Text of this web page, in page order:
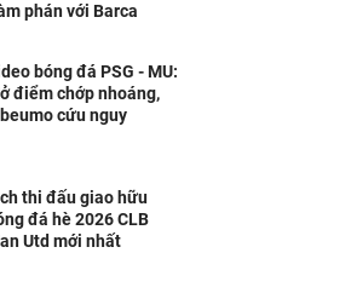
phán với Barca
bóng đá PSG - MU:
điểm chớp nhoáng,
cứu nguy
thi đấu giao hữu
đá hè 2026 CLB
Utd mới nhất